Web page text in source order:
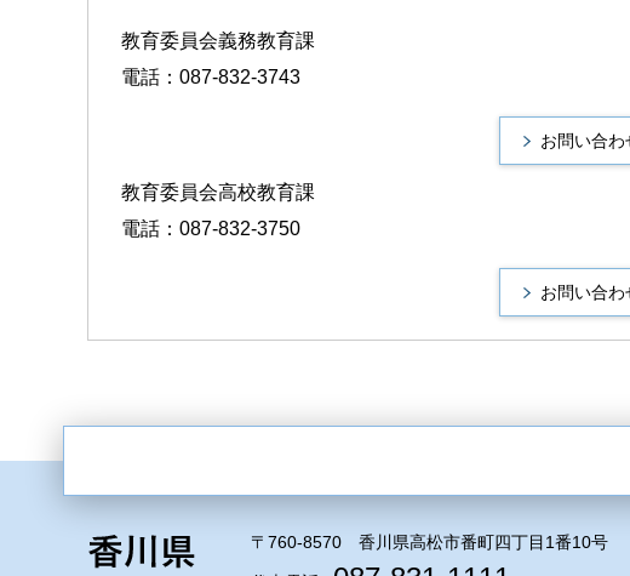
教育委員会義務教育課
電話：087-832-3743
教育委員会高校教育課
電話：087-832-3750
〒760-8570 香川県高松市番町四丁目1番10号